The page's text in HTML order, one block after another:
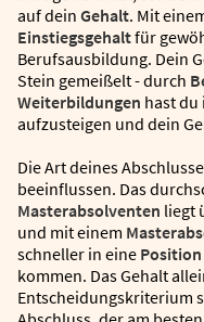
auf dein Gehalt. Mit
Einstiegsgehaltfür
Berufsausbildung. Dein
Stein gemeißelt - durch
Weiterbildungen hast
aufzusteigen und dein
Die Art deines
beeinflussen. Das
Masterabsolventen liegt
und mit einem
schneller in eine
kommen. Das Gehalt
Entscheidungskriterium